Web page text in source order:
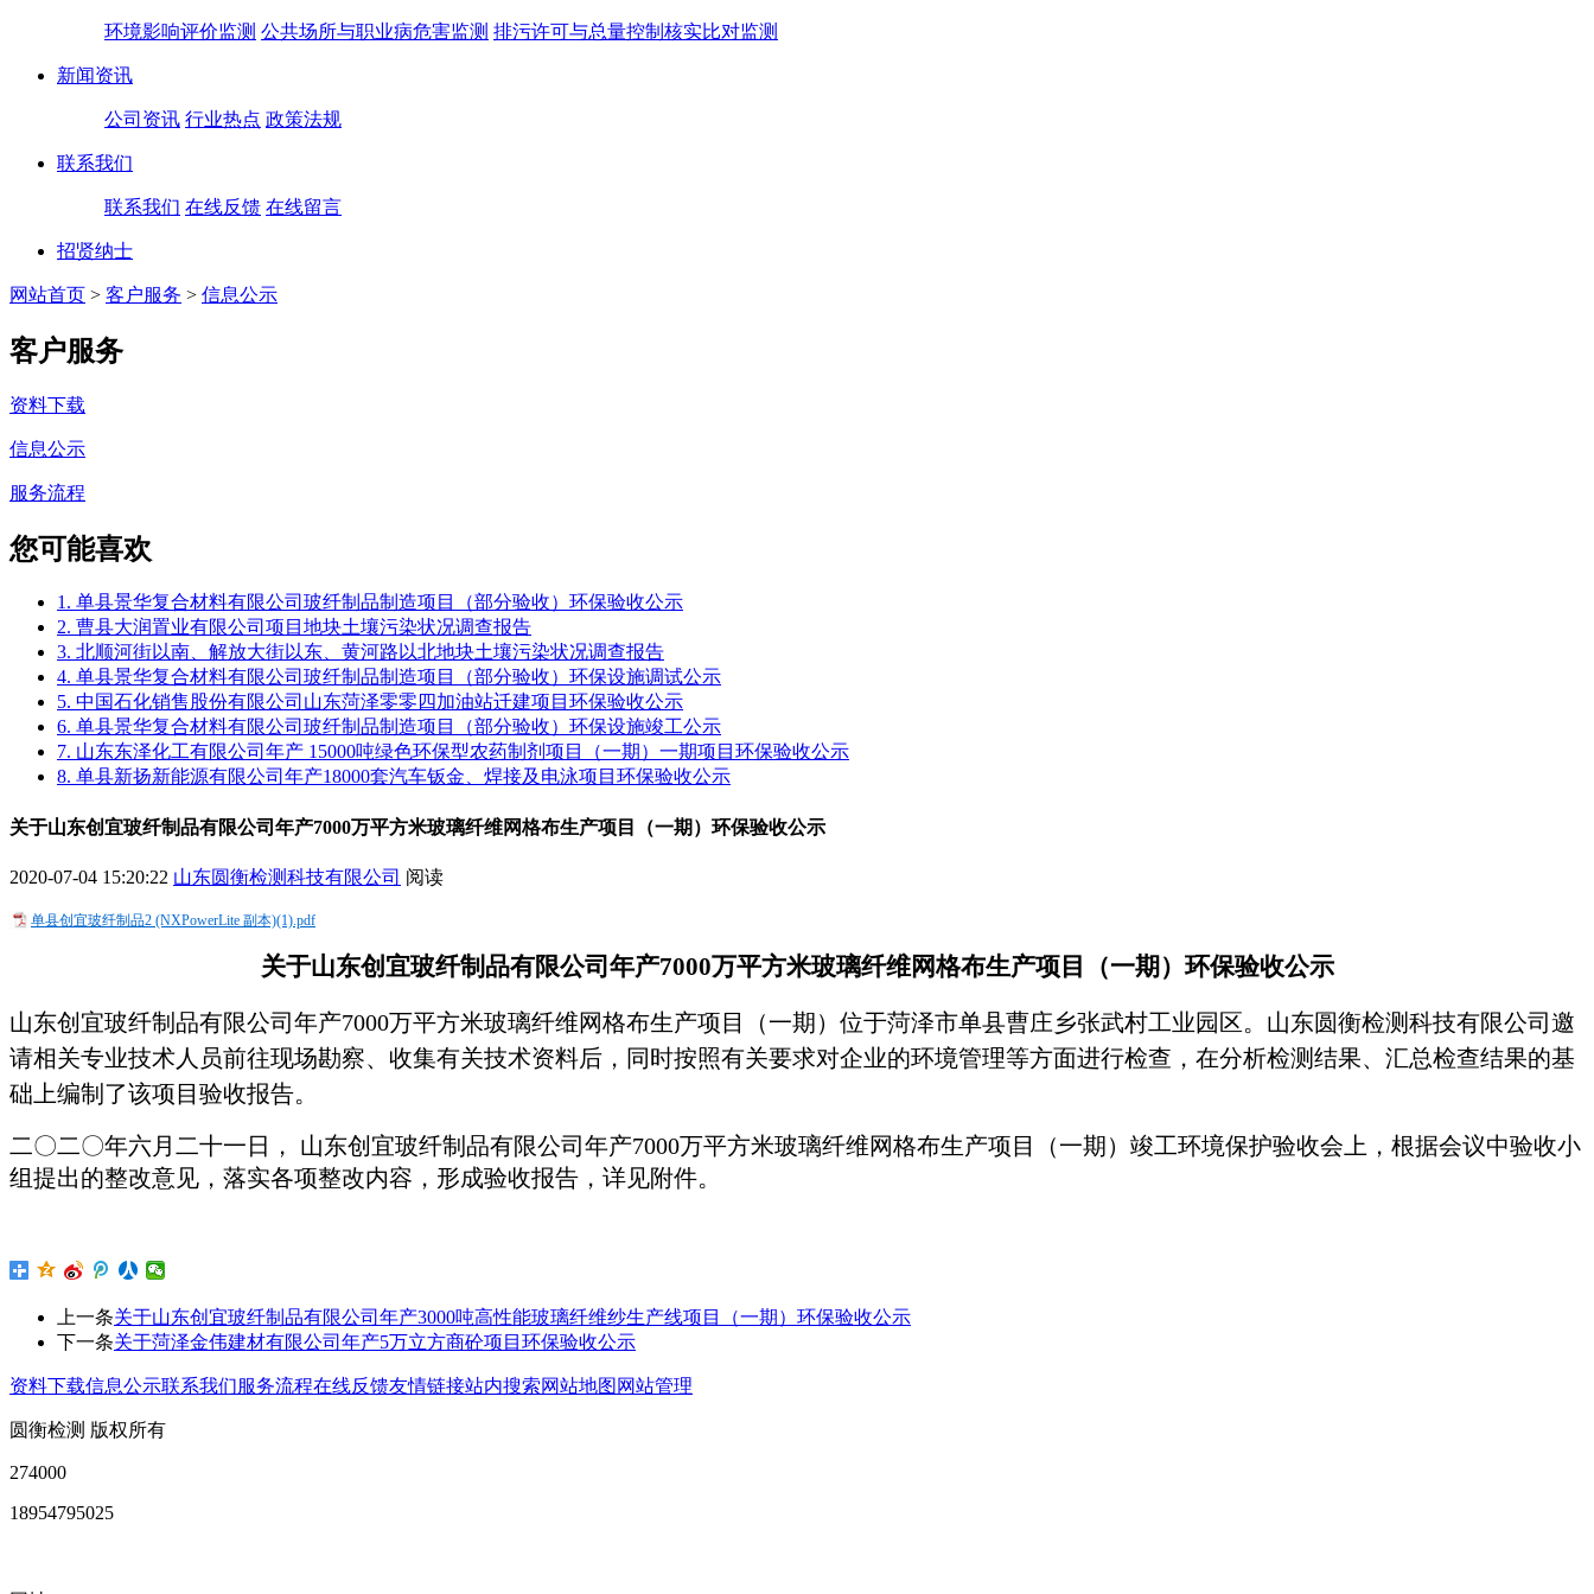
环境影响评价监测 公共场所与职业病危害监测 排污许可与总量控制核实比对监测
新闻资讯
公司资讯 行业热点 政策法规
联系我们
联系我们 在线反馈 在线留言
招贤纳士
网站首页 > 客户服务 > 信息公示
客户服务
资料下载
信息公示
服务流程
您可能喜欢
1. 单县景华复合材料有限公司玻纤制品制造项目（部分验收）环保验收公示
2. 曹县大润置业有限公司项目地块土壤污染状况调查报告
3. 北顺河街以南、解放大街以东、黄河路以北地块土壤污染状况调查报告
4. 单县景华复合材料有限公司玻纤制品制造项目（部分验收）环保设施调试公示
5. 中国石化销售股份有限公司山东菏泽零零四加油站迁建项目环保验收公示
6. 单县景华复合材料有限公司玻纤制品制造项目（部分验收）环保设施竣工公示
7. 山东东泽化工有限公司年产 15000吨绿色环保型农药制剂项目（一期）一期项目环保验收公示
8. 单县新扬新能源有限公司年产18000套汽车钣金、焊接及电泳项目环保验收公示
关于山东创宜玻纤制品有限公司年产7000万平方米玻璃纤维网格布生产项目（一期）环保验收公示
2020-07-04 15:20:22 山东圆衡检测科技有限公司 阅读
单县创宜玻纤制品2 (NXPowerLite 副本)(1).pdf
关于山东创宜玻纤制品有限公司 年产7000万平方米玻璃纤维网格布生产项目（一期）环保验收公示
山东创宜玻纤制品有限公司年产7000万平方米玻璃纤维网格布生产项目（一期）位于菏泽市单县曹庄乡张武村工业园区。山东圆衡检测科技有限公司邀
请相关专业技术人员前往现场勘察、收集有关技术资料后，同时按照有关要求对企业的环境管理等方面进行检查，在分析检测结果、汇总检查结果的基
础上编制了该项目验收报告。
二〇二〇年六月二十一日， 山东创宜玻纤制品有限公司年产7000万平方米玻璃纤维网格布生产项目（一期）竣工环境保护验收会上，根据会议中验收小
组提出的整改意见，落实各项整改内容，形成验收报告，详见附件。
上一条关于山东创宜玻纤制品有限公司年产3000吨高性能玻璃纤维纱生产线项目（一期）环保验收公示
下一条关于菏泽金伟建材有限公司年产5万立方商砼项目环保验收公示
资料下载信息公示联系我们服务流程在线反馈友情链接站内搜索网站地图 网站管理
圆衡检测 版权所有
274000
18954795025